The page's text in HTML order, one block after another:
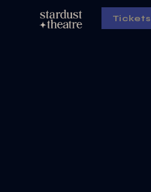
Tickets